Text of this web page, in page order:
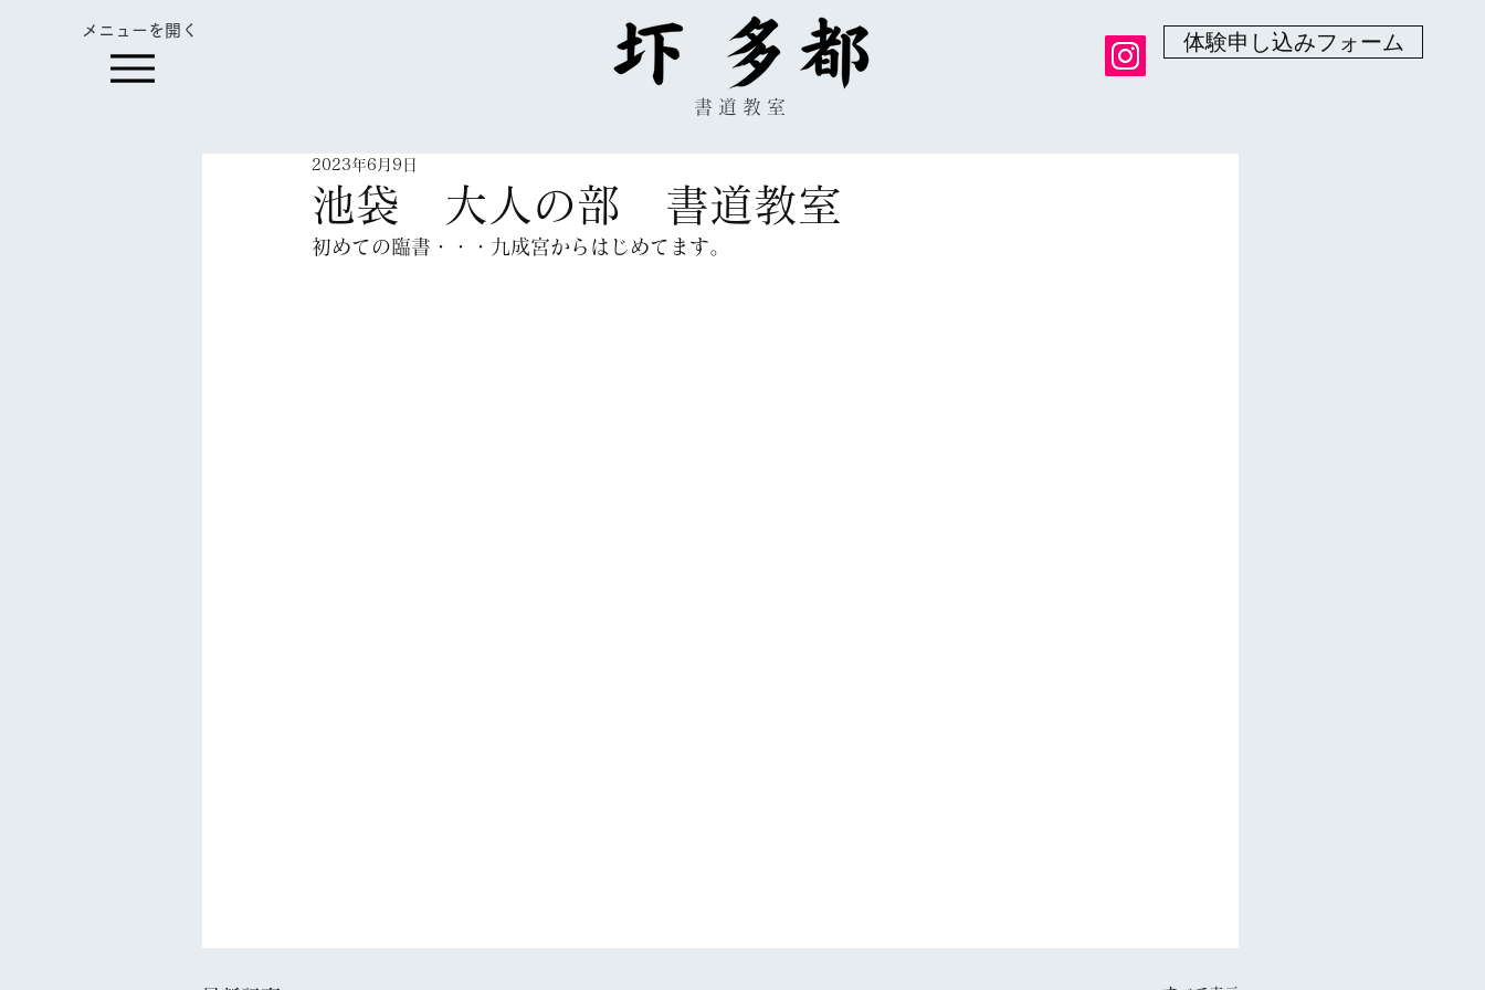
​メニューを開く
書道教室
体験申し込みフォーム
池袋 大人の部 書道教室
2023年6月9日
初めての臨書・・・九成宮からはじめてます。